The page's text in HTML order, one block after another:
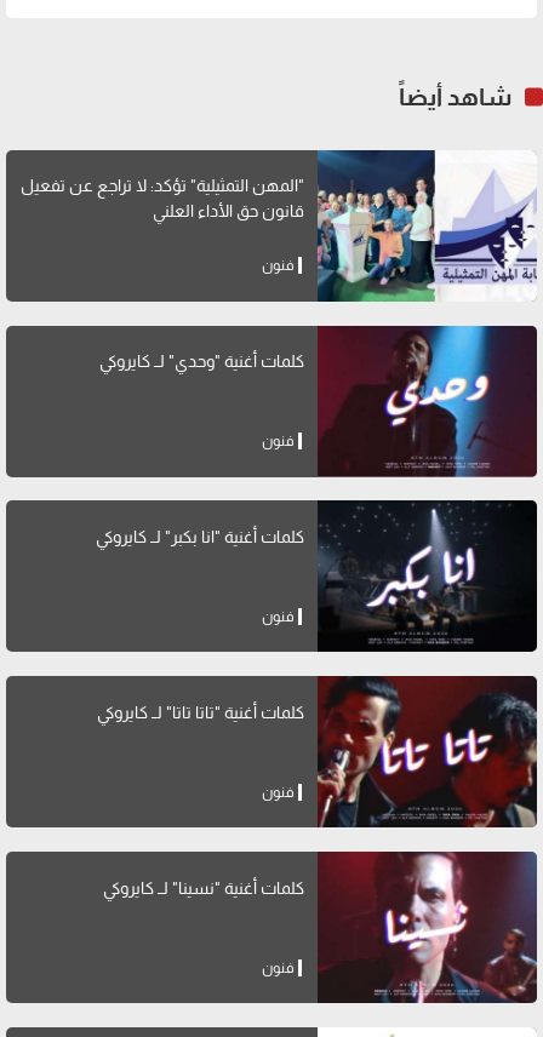
شاهد أيضاً
"المهن التمثيلية" تؤكد: لا تراجع عن تفعيل
قانون حق الأداء العلني
فنون
كلمات أغنية "وحدي" لــ كايروكي
فنون
كلمات أغنية "انا بكبر" لــ كايروكي
فنون
كلمات أغنية "تاتا تاتا" لــ كايروكي
فنون
كلمات أغنية "نسينا" لــ كايروكي
فنون